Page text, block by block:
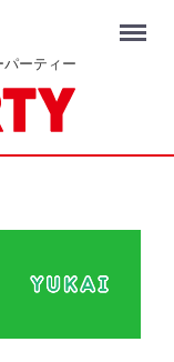
ーティー
Menu